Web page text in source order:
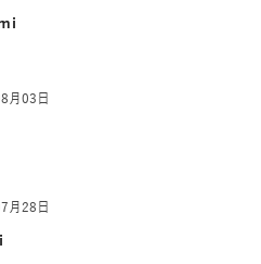
月03日
月28日